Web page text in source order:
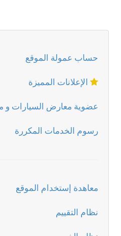
حساب عمولة الموقع
الإعلانات المميزة
عضوية معارض السيارات و
رسوم الخدمات المكررة
معاهدة إستخدام الموقع
نظام التقييم